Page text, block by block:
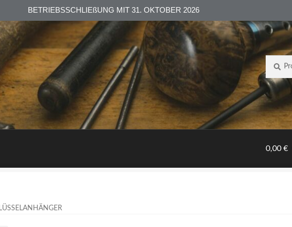
BETRIEBSSCHLIEßUNG MIT 31. OKTOBER 2026
nach:
0,00 €